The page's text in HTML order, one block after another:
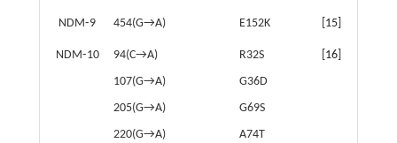
NDM⁃9 454(G→A) E152K 15]
NDM⁃10
94(C→A)
107(G→A)
205(G→A)
220(G→A)
R32S
G36D
G69S
A74T
16]